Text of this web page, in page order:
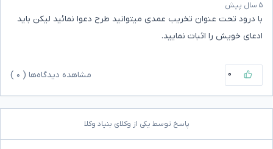
۵ سال پیش
با درود تحت عنوان تخریب عمدی میتوانید طرح دعوا نمائید لیکن باید
ادعای خویش را اثبات نمایید.
۰ مشاهده دیدگاه‌ها ( ۰
پاسخ توسط یکی از وکلای بنیاد وکلا